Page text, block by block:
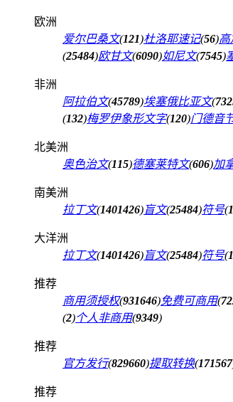
欧洲
爱尔巴桑文(121)杜洛耶速记(56)
(25484)欧甘文(6090)如尼文(7545)
非洲
阿拉伯文(45789)埃塞俄比亚文(
(132)梅罗伊象形文字(120)门德音
北美洲
奥色治文(115)德塞莱特文(606)加
南美洲
拉丁文(1401426)盲文(25484)符号(
大洋洲
拉丁文(1401426)盲文(25484)符号(
推荐
商用须授权(931646)免费可商用(
(2)个人非商用(9349)
推荐
官方发行(829660)提取转换(171567
推荐